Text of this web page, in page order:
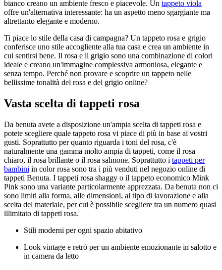
bianco creano un ambiente fresco e piacevole. Un tappeto viola
offre un'alternativa interessante: ha un aspetto meno sgargiante ma
altrettanto elegante e moderno.
Ti piace lo stile della casa di campagna? Un tappeto rosa e grigio
conferisce uno stile accogliente alla tua casa e crea un ambiente in
cui sentirsi bene. Il rosa e il grigio sono una combinazione di colori
ideale e creano un'immagine complessiva armoniosa, elegante e
senza tempo. Perché non provare e scoprire un tappeto nelle
bellissime tonalità del rosa e del grigio online?
Vasta scelta di tappeti rosa
Da benuta avete a disposizione un'ampia scelta di tappeti rosa e
potete scegliere quale tappeto rosa vi piace di più in base ai vostri
gusti. Soprattutto per quanto riguarda i toni del rosa, c'è
naturalmente una gamma molto ampia di tappeti, come il rosa
chiaro, il rosa brillante o il rosa salmone. Soprattutto i tappeti per
bambini in color rosa sono tra i più venduti nel negozio online di
tappeti Benuta. I tappeti rosa shaggy o il tappeto economico Mink
Pink sono una variante particolarmente apprezzata. Da benuta non ci
sono limiti alla forma, alle dimensioni, al tipo di lavorazione e alla
scelta del materiale, per cui è possibile scegliere tra un numero quasi
illimitato di tappeti rosa.
Stili moderni per ogni spazio abitativo
Look vintage e retrò per un ambiente emozionante in salotto e
in camera da letto